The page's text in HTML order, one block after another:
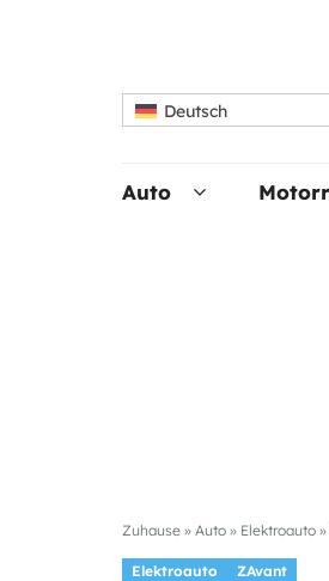
Deutsch
Auto
Zuhause » Auto » Elektroauto »
Elektroauto ZAvant